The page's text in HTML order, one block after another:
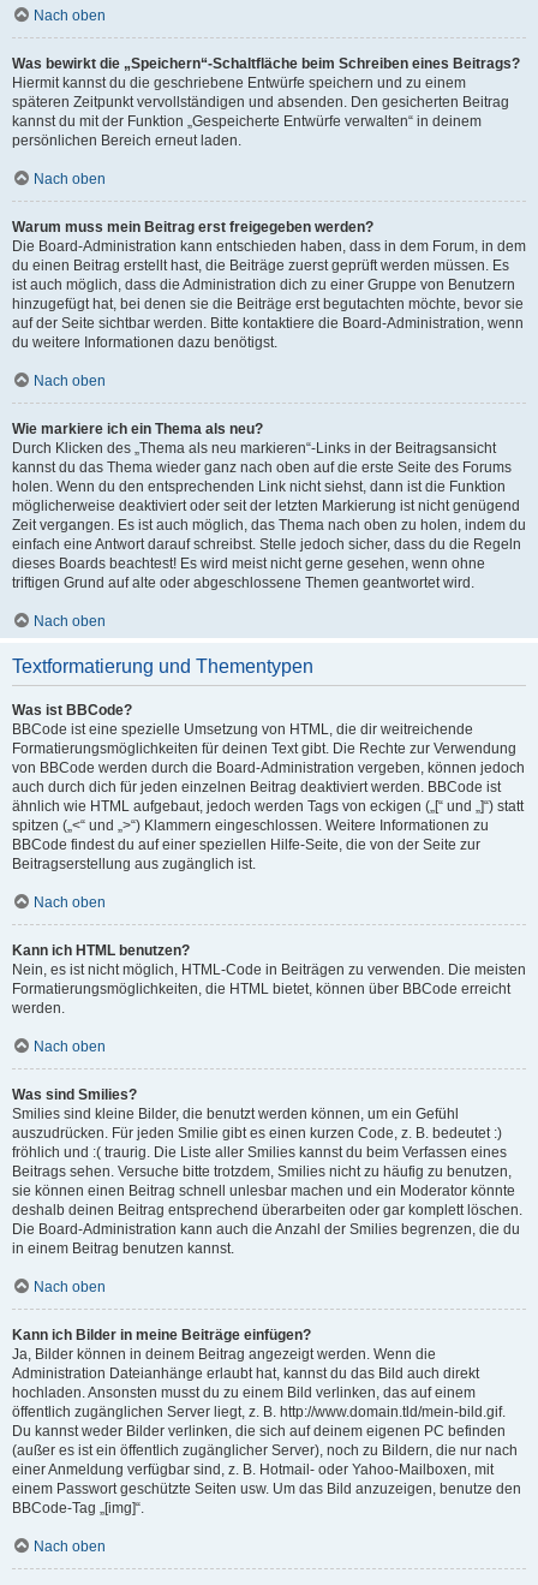
Nach oben
Was bewirkt die „Speichern“-Schaltfläche beim Schreiben eines Beitrags?
Hiermit kannst du die geschriebene Entwürfe speichern und zu einem
späteren Zeitpunkt vervollständigen und absenden. Den gesicherten Beitrag
kannst du mit der Funktion „Gespeicherte Entwürfe verwalten“ in deinem
persönlichen Bereich erneut laden.
Nach oben
Warum muss mein Beitrag erst freigegeben werden?
Die Board-Administration kann entschieden haben, dass in dem Forum, in dem
du einen Beitrag erstellt hast, die Beiträge zuerst geprüft werden müssen. Es
ist auch möglich, dass die Administration dich zu einer Gruppe von Benutzern
hinzugefügt hat, bei denen sie die Beiträge erst begutachten möchte, bevor sie
auf der Seite sichtbar werden. Bitte kontaktiere die Board-Administration, wenn
du weitere Informationen dazu benötigst.
Nach oben
Wie markiere ich ein Thema als neu?
Durch Klicken des „Thema als neu markieren“-Links in der Beitragsansicht
kannst du das Thema wieder ganz nach oben auf die erste Seite des Forums
holen. Wenn du den entsprechenden Link nicht siehst, dann ist die Funktion
möglicherweise deaktiviert oder seit der letzten Markierung ist nicht genügend
Zeit vergangen. Es ist auch möglich, das Thema nach oben zu holen, indem du
einfach eine Antwort darauf schreibst. Stelle jedoch sicher, dass du die Regeln
dieses Boards beachtest! Es wird meist nicht gerne gesehen, wenn ohne
triftigen Grund auf alte oder abgeschlossene Themen geantwortet wird.
Nach oben
Textformatierung und Thementypen
Was ist BBCode?
BBCode ist eine spezielle Umsetzung von HTML, die dir weitreichende
Formatierungsmöglichkeiten für deinen Text gibt. Die Rechte zur Verwendung
von BBCode werden durch die Board-Administration vergeben, können jedoch
auch durch dich für jeden einzelnen Beitrag deaktiviert werden. BBCode ist
ähnlich wie HTML aufgebaut, jedoch werden Tags von eckigen („[“ und „]“) statt
spitzen („<“ und „>“) Klammern eingeschlossen. Weitere Informationen zu
BBCode findest du auf einer speziellen Hilfe-Seite, die von der Seite zur
Beitragserstellung aus zugänglich ist.
Nach oben
Kann ich HTML benutzen?
Nein, es ist nicht möglich, HTML-Code in Beiträgen zu verwenden. Die meisten
Formatierungsmöglichkeiten, die HTML bietet, können über BBCode erreicht
werden.
Nach oben
Was sind Smilies?
Smilies sind kleine Bilder, die benutzt werden können, um ein Gefühl
auszudrücken. Für jeden Smilie gibt es einen kurzen Code, z. B. bedeutet :)
fröhlich und :( traurig. Die Liste aller Smilies kannst du beim Verfassen eines
Beitrags sehen. Versuche bitte trotzdem, Smilies nicht zu häufig zu benutzen,
sie können einen Beitrag schnell unlesbar machen und ein Moderator könnte
deshalb deinen Beitrag entsprechend überarbeiten oder gar komplett löschen.
Die Board-Administration kann auch die Anzahl der Smilies begrenzen, die du
in einem Beitrag benutzen kannst.
Nach oben
Kann ich Bilder in meine Beiträge einfügen?
Ja, Bilder können in deinem Beitrag angezeigt werden. Wenn die
Administration Dateianhänge erlaubt hat, kannst du das Bild auch direkt
hochladen. Ansonsten musst du zu einem Bild verlinken, das auf einem
öffentlich zugänglichen Server liegt, z. B. http://www.domain.tld/mein-bild.gif.
Du kannst weder Bilder verlinken, die sich auf deinem eigenen PC befinden
(außer es ist ein öffentlich zugänglicher Server), noch zu Bildern, die nur nach
einer Anmeldung verfügbar sind, z. B. Hotmail- oder Yahoo-Mailboxen, mit
einem Passwort geschützte Seiten usw. Um das Bild anzuzeigen, benutze den
BBCode-Tag „[img]“.
Nach oben